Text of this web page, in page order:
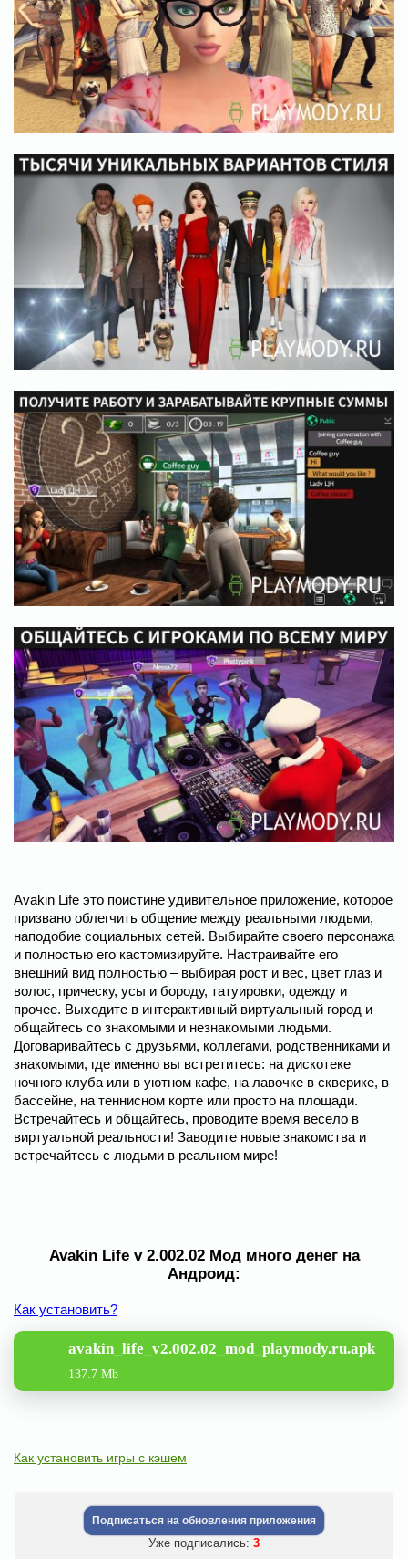
Avakin Life это поистине удивительное приложение, которое
призвано облегчить общение между реальными людьми,
наподобие социальных сетей. Выбирайте своего персонажа
и полностью его кастомизируйте. Настраивайте его
внешний вид полностью – выбирая рост и вес, цвет глаз и
волос, прическу, усы и бороду, татуировки, одежду и
прочее. Выходите в интерактивный виртуальный город и
общайтесь со знакомыми и незнакомыми людьми.
Договаривайтесь с друзьями, коллегами, родственниками и
знакомыми, где именно вы встретитесь: на дискотеке
ночного клуба или в уютном кафе, на лавочке в скверике, в
бассейне, на теннисном корте или просто на площади.
Встречайтесь и общайтесь, проводите время весело в
виртуальной реальности! Заводите новые знакомства и
встречайтесь с людьми в реальном мире!
Avakin Life v 2.002.02 Мод много денег на
Андроид:
Как установить?
avakin_life_v2.002.02_mod_playmody.ru.apk
137.7 Mb
Как установить игры с кэшем
Подписаться на обновления приложения
Уже подписались: 3